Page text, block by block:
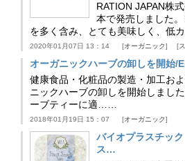
RATION JAPAN株
本で発売しました
を多く含み、とても美味しく、低
2020年01月07日 13：14 オーガニック
オーガニックハーブの卸しを開始/
健康食品・化粧品の製造・加工お
ニックハーブの卸しを開始しまし
ーブティーに適……
2018年01月19日 15：07 オーガニック
バイオプラスチッ
ス…